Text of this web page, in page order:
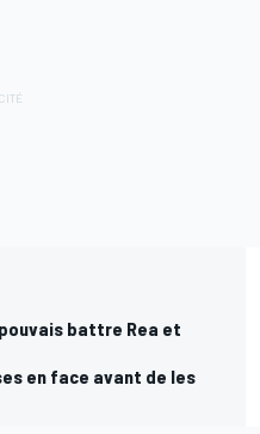
battre Rea et
en face avant de les